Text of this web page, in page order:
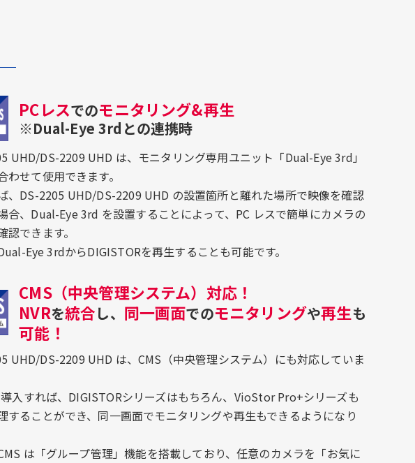
PCレスでのモニタリング&再生
※Dual-Eye 3rdとの連携時
UHD/DS-2209 UHD は、モニタリング専用ユニット「Dual-Eye 3rd」
わせて使用できます。
、DS-2205 UHD/DS-2209 UHD の設置箇所と離れた場所で映像を確認
合、Dual-Eye 3rd を設置することによって、PC レスで簡単にカメラの
認できます。
Eye 3rdからDIGISTORを再生することも可能です。
CMS（中央管理システム）対応！
NVRを統合し、 同一画面でのモニタリングや再生も
可能！
UHD/DS-2209 UHD は、CMS（中央管理システム）にも対応していま
入すれば、DIGISTORシリーズはもちろん、VioStor Pro+シリーズも
することができ、同一画面でモニタリングや再生もできるようになり
は「グループ管理」機能を搭載しており、任意のカメラを「お気に